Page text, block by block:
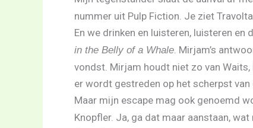
nummer uit Pulp Fiction. Je ziet
En we drinken en luisteren, luisteren
in the Belly of a Whale. Mirjam’s
vondst. Mirjam houdt niet zo van Waits,
er wordt gestreden op het scherpst van
Maar mijn escape mag ook genoemd
Knopfler. Ja, ga dat maar aanstaan,